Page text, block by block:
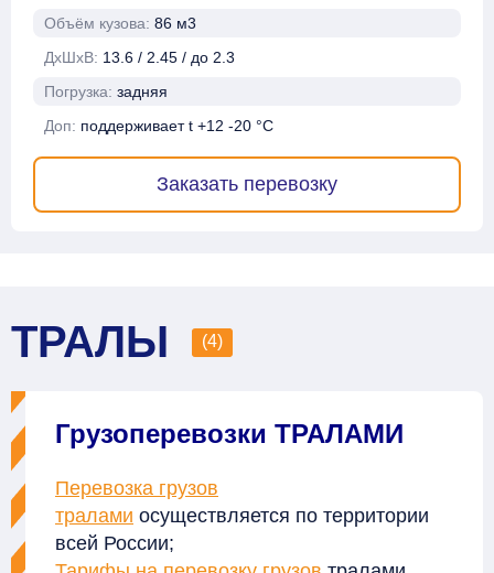
Объём кузова: 86 м3
ДхШхВ: 13.6 / 2.45 / до 2.3
Погрузка: задняя
Доп: поддерживает t +12 -20 °C
Заказать перевозку
ТРАЛЫ (4)
Грузоперевозки ТРАЛАМИ
Перевозка грузов
тралами осуществляется по территории
всей России;